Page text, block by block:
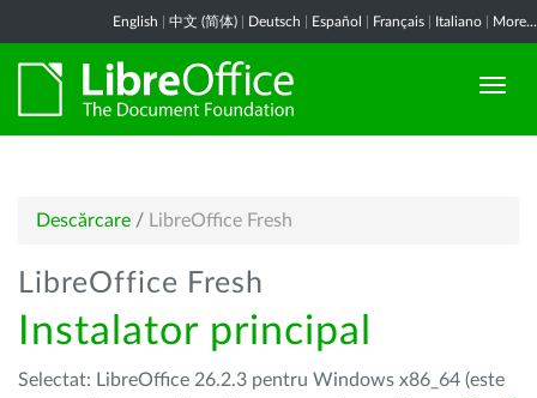
English 中文 (简体) Deutsch Español Français Italiano More...
Descărcare / LibreOffice Fresh
LibreOffice Fresh
Instalator principal
Selectat: LibreOffice 26.2.3 pentru Windows x86_64 (este